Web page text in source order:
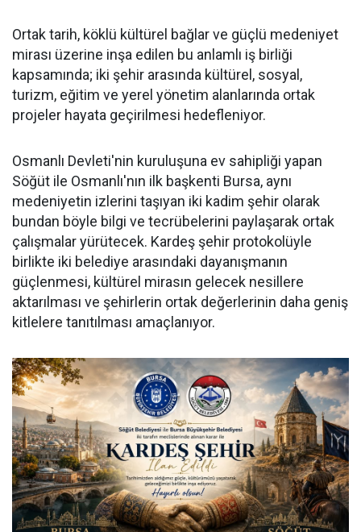
Ortak tarih, köklü kültürel bağlar ve güçlü medeniyet
mirası üzerine inşa edilen bu anlamlı iş birliği
kapsamında; iki şehir arasında kültürel, sosyal,
turizm, eğitim ve yerel yönetim alanlarında ortak
projeler hayata geçirilmesi hedefleniyor.
Osmanlı Devleti'nin kuruluşuna ev sahipliği yapan
Söğüt ile Osmanlı'nın ilk başkenti Bursa, aynı
medeniyetin izlerini taşıyan iki kadim şehir olarak
bundan böyle bilgi ve tecrübelerini paylaşarak ortak
çalışmalar yürütecek. Kardeş şehir protokolüyle
birlikte iki belediye arasındaki dayanışmanın
güçlenmesi, kültürel mirasın gelecek nesillere
aktarılması ve şehirlerin ortak değerlerinin daha geniş
kitlelere tanıtılması amaçlanıyor.